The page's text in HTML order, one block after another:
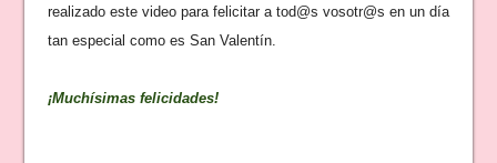
realizado este video para felicitar a tod@s vosotr@s en un día
tan especial como es San Valentín.
¡Muchísimas felicidades!